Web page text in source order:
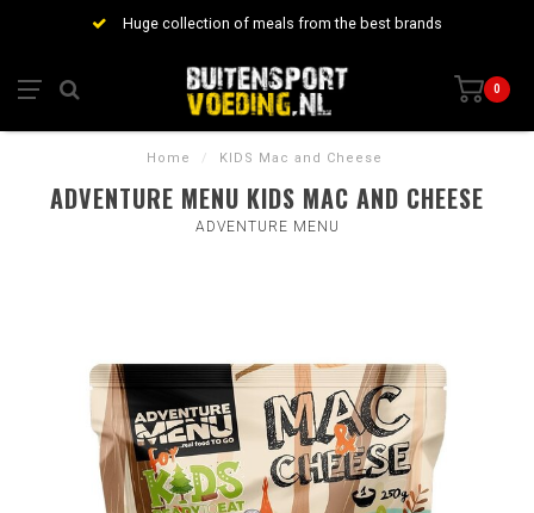
Huge collection of meals from the best brands
0
Home / KIDS Mac and Cheese
ADVENTURE MENU KIDS MAC AND CHEESE
ADVENTURE MENU